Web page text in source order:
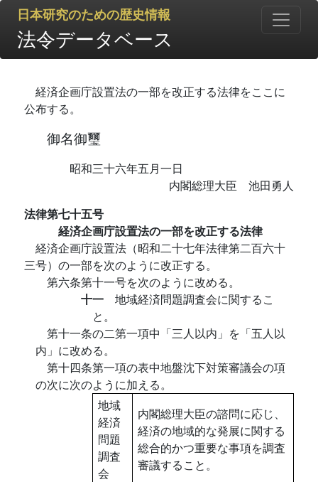
日本研究のための歴史情報
法令データベース
経済企画庁設置法の一部を改正する法律をここに
公布する。
御名御璽
昭和三十六年五月一日
内閣総理大臣 池田勇人
法律第七十五号
経済企画庁設置法の一部を改正する法律
経済企画庁設置法（昭和二十七年法律第二百六十
三号）の一部を次のように改正する。
第六条第十一号を次のように改める。
十一 地域経済問題調査会に関するこ
と。
第十一条の二第一項中「三人以内」を「五人以
内」に改める。
第十四条第一項の表中地盤沈下対策審議会の項
の次に次のように加える。
地域
経済
問題
調査
会
内閣総理大臣の諮問に応じ、
経済の地域的な発展に関する
総合的かつ重要な事項を調査
審議すること。